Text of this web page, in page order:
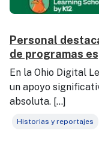
Personal
de programas
En la Ohio Digital
un apoyo
absoluta. […]
Historias y reportajes